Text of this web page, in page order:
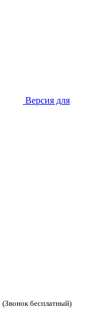
Версия для
(Звонок бесплатный)